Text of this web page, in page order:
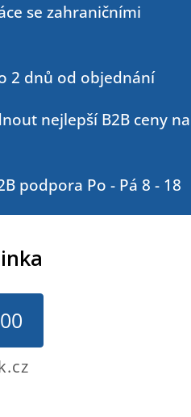
se zahraničními
2 dnů od objednání
nejlepší B2B ceny na
podpora Po - Pá 8 - 18